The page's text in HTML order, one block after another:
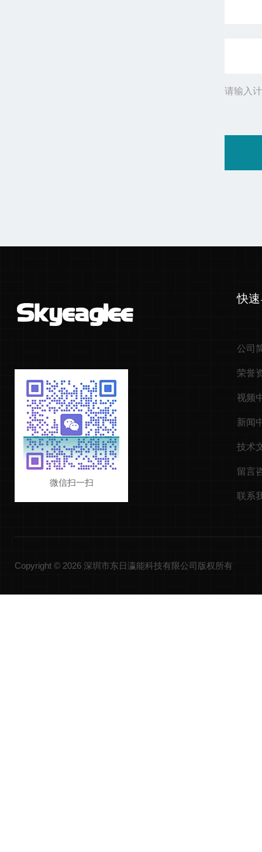
请输入
微信扫一扫
快
公司
荣誉
视频
新闻
技术
留言
联系
Copyright © 2026 深圳市东日瀛能科技有限公司版权所有